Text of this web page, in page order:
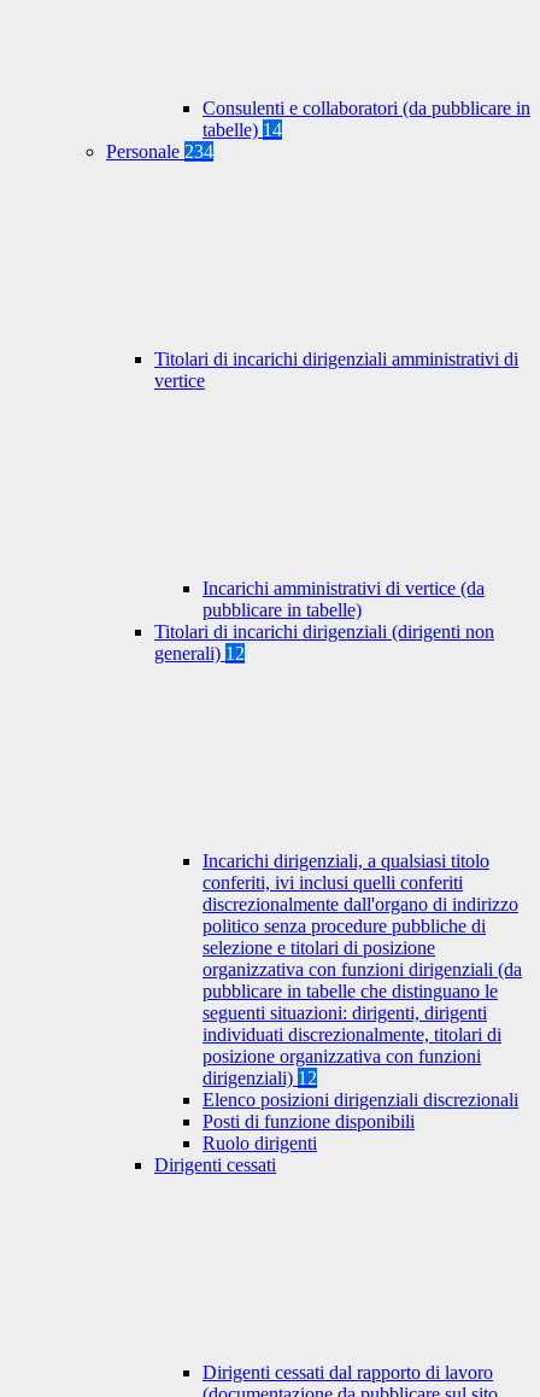
Consulenti e collaboratori (da pubblicare in
tabelle) 14
Personale 234
Titolari di incarichi dirigenziali amministrativi di
vertice
Incarichi amministrativi di vertice (da
pubblicare in tabelle)
Titolari di incarichi dirigenziali (dirigenti non
generali) 12
Incarichi dirigenziali, a qualsiasi titolo
conferiti, ivi inclusi quelli conferiti
discrezionalmente dall'organo di indirizzo
politico senza procedure pubbliche di
selezione e titolari di posizione
organizzativa con funzioni dirigenziali (da
pubblicare in tabelle che distinguano le
seguenti situazioni: dirigenti, dirigenti
individuati discrezionalmente, titolari di
posizione organizzativa con funzioni
dirigenziali) 12
Elenco posizioni dirigenziali discrezionali
Posti di funzione disponibili
Ruolo dirigenti
Dirigenti cessati
Dirigenti cessati dal rapporto di lavoro